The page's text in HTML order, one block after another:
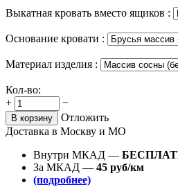
Выкатная кровать вместо ящиков :
Основание кровати :
Материал изделия :
Кол-во:
+
−
В корзину
Отложить
Доставка в Москву и МО
Внутри МКАД —
За МКАД — 45 руб/км
(подробнее)